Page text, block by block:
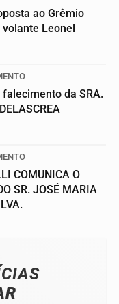
ao Grêmio
Leonel
da SRA.
COMUNICA O
SR. JOSÉ MARIA